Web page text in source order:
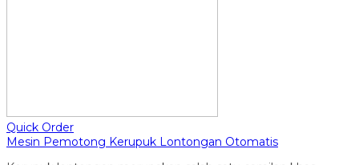
Quick Order
Mesin Pemotong Kerupuk Lontongan Otomatis